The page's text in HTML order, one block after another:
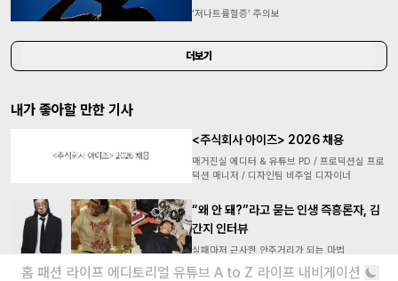
‘저나트륨혈증’ 주의보
더보기
내가 좋아할 만한 기사
<주식회사 아이즈> 2026 채용
매거진실 에디터 & 유튜브 PD / 프로덕션실 프로
덕션 매니저 / 디자인팀 비주얼 디자이너
“왜 안 돼?”라고 묻는 인생 즉흥론자, 김
간지 인터뷰
실패마저 근사한 안주거리가 되는 마법
홈 패션 라이프 에디토리얼 유튜브 A to Z 라이프 내비게이션